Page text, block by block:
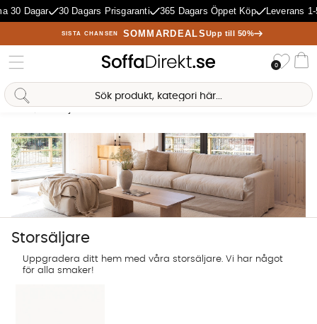
30 Dagars Prisgaranti 365 Dagars Öppet Köp Leverans 1-5
SISTA CHANSEN SOMMARDEALSUpp till 50%
0
Hem Storsäljare
Storsäljare
Uppgradera ditt hem med våra storsäljare. Vi har något
för alla smaker!